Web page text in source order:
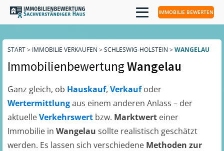
IMMOBILIE BEWERTEN
START> IMMOBILIE VERKAUFEN > SCHLESWIG-HOLSTEIN > WANGELAU
ImmobilienbewertungWangelau
Ganz gleich, ob Hauskauf, Verkaufoder
Wertermittlungaus einem anderen Anlass – der
aktuelleVerkehrswert bzw. Marktwert einer
Immobilie in Wangelau sollte realistisch geschätzt
werden. Es lassen sich verschiedene Methoden zur